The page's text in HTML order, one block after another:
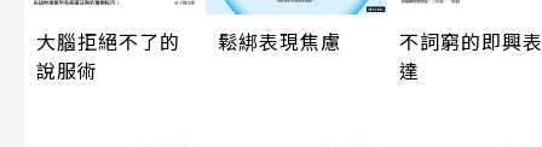
大腦拒絕不了的
說服術
鬆綁表現焦慮
不詞窮的即興表
達